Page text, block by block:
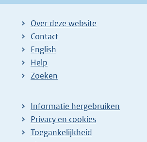
Over deze website
Contact
English
Help
Zoeken
Informatie hergebruiken
Privacy en cookies
Toegankelijkheid